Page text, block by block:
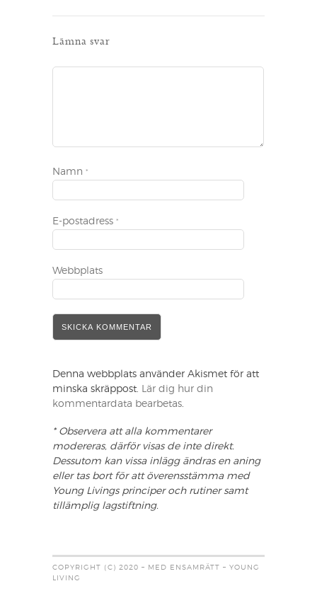
Lämna svar
Namn *
E-postadress *
Webbplats
Denna webbplats använder Akismet för att
minska skräppost. Lär dig hur din
kommentardata bearbetas.
* Observera att alla kommentarer
modereras, därför visas de inte direkt.
Dessutom kan vissa inlägg ändras en aning
eller tas bort för att överensstämma med
Young Livings principer och rutiner samt
tillämplig lagstiftning.
COPYRIGHT (C) 2020 – MED ENSAMRÄTT – YOUNG
LIVING